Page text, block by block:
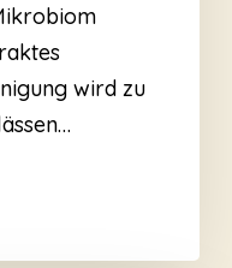
wird zu